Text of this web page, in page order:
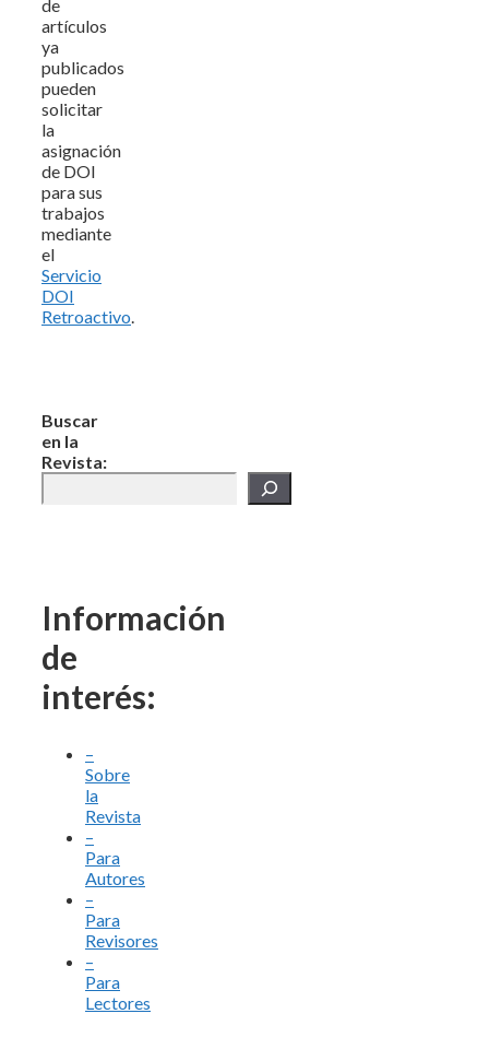
de
artículos
ya
publicados
pueden
solicitar
la
asignación
de DOI
para sus
trabajos
mediante
el
Servicio
DOI
Retroactivo.
Buscar
en la
Revista:
Información
de
interés:
–
Sobre
la
Revista
–
Para
Autores
–
Para
Revisores
–
Para
Lectores